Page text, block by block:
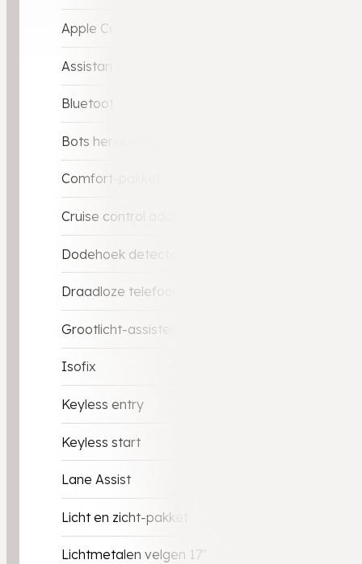
Apple Car-Play
Assistance pakket
Bluetooth
Bots herkenning en activatie
Comfort-pakket
Cruise control adaptief met Stop&Go
Dodehoek detector
Draadloze telefoonlader
Grootlicht-assistent
Isofix
Keyless entry
Keyless start
Lane Assist
Licht en zicht-pakket
Lichtmetalen velgen 17''